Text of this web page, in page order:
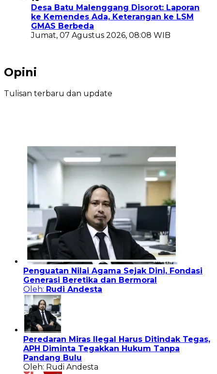
Desa Batu Malenggang Disorot: Laporan
ke Kemendes Ada, Keterangan ke LSM
GMAS Berbeda
Jumat, 07 Agustus 2026, 08:08 WIB
Opini
Tulisan terbaru dan update
Penguatan Nilai Agama Sejak Dini, Fondasi
Generasi Beretika dan Bermoral
Oleh: Rudi Andesta
Peredaran Miras Ilegal Harus Ditindak Tegas,
APH Diminta Tegakkan Hukum Tanpa
Pandang Bulu
Oleh: Rudi Andesta